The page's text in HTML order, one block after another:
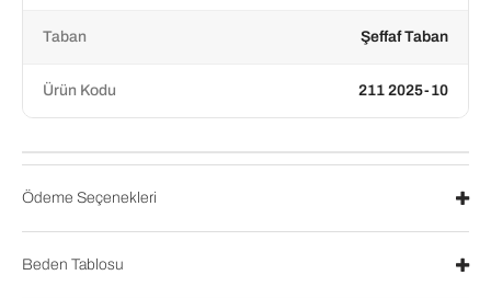
Taban Şeffaf Taban
Ürün Kodu 211 2025-10
Ödeme Seçenekleri
Beden Tablosu